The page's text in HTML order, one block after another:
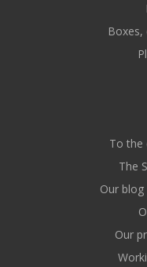
To the
The
Our
Our